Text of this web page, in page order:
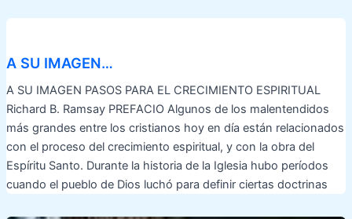
A SU IMAGEN…
A SU IMAGEN PASOS PARA EL CRECIMIENTO ESPIRITUAL
Richard B. Ramsay PREFACIO Algunos de los malentendidos
más grandes entre los cristianos hoy en día están relacionados
con el proceso del crecimiento espiritual, y con la obra del
Espíritu Santo. Durante la historia de la Iglesia hubo períodos
cuando el pueblo de Dios luchó para definir ciertas doctrinas